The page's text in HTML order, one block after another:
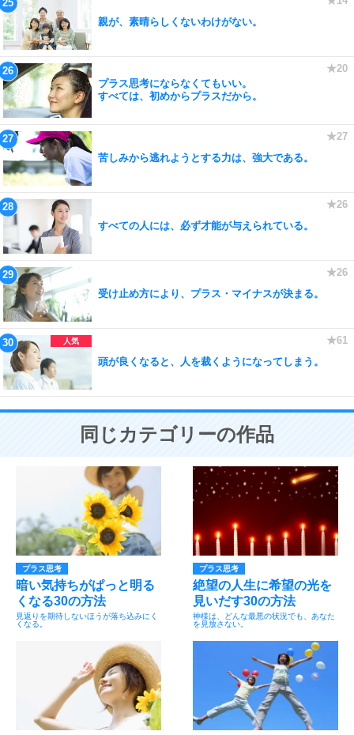
親が、素晴らしくないわけがない。
プラス思考にならなくてもいい。
すべては、初めからプラスだから。
苦しみから逃れようとする力は、強大である。
すべての人には、必ず才能が与えられている。
受け止め方により、プラス・マイナスが決まる。
頭が良くなると、人を裁くようになってしまう。
同じカテゴリーの作品
プラス思考
暗い気持ちがぱっと明る
くなる30の方法
見返りを期待しないほうが落ち込みにく
くなる。
プラス思考
絶望の人生に希望の光を
見いだす30の方法
神様は、どんな最悪の状況でも、あなた
を見放さない。